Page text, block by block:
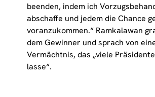
beenden, indem ich
abschaffe und jedem die Chance
voranzukommen.“ Ramkalawan
dem Gewinner und sprach von
Vermächtnis, das „viele
lasse“.